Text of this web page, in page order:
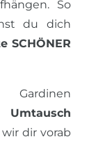
So
du dich
SCHÖNER
dir vorab